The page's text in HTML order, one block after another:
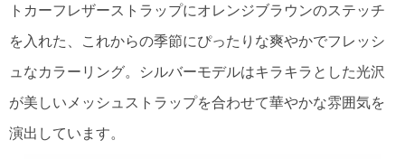
トカーフレザーストラップにオレンジブラウンのステッチ
を入れた、これからの季節にぴったりな爽やかでフレッシ
ュなカラーリング。シルバーモデルはキラキラとした光沢
が美しいメッシュストラップを合わせて華やかな雰囲気を
演出しています。